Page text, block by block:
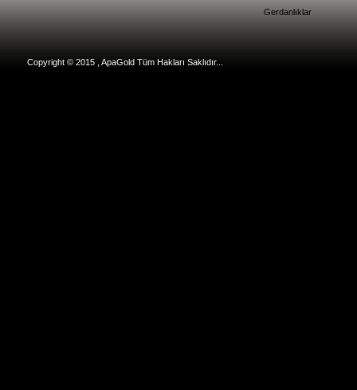
Gerdanlıklar
Copyright © 2015 , ApaGold Tüm Hakları Saklıdır...